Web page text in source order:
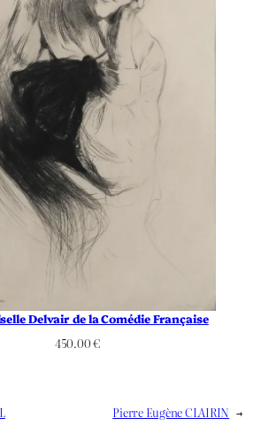
Delvair de la Comédie Française
450.00€
Pierre Eugène CLAIRIN →